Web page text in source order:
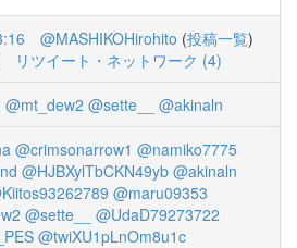
@MASHIKOHirohito (投稿一覧)
リツイート・ネットワーク (4)
@mt_dew2 @sette__ @akinaln
@crimsonarrow1 @namiko7775
@HJBXylTbCKN49yb @akinaln
@maru09353
@sette__
@UdaD79273722
@twiXU1pLnOm8u1c